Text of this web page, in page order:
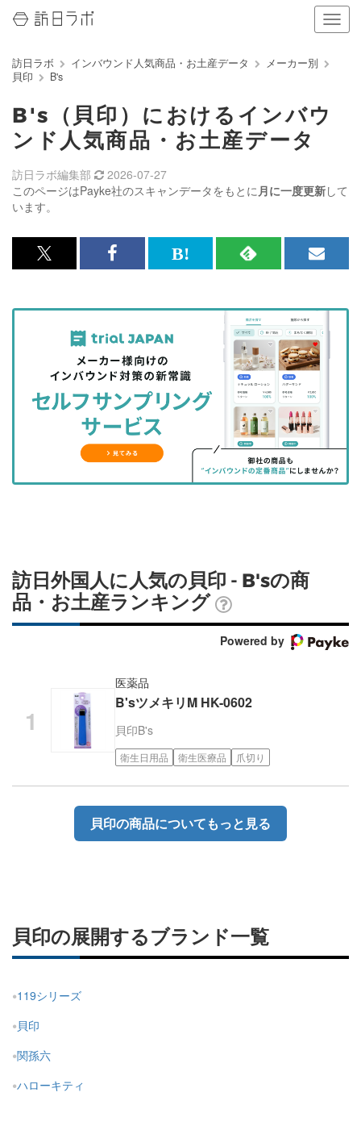
ナ
ビ
切
訪日ラボ インバウンド人気商品・お土産データ
メーカー別
貝印
B's
B's（貝印）におけるインバウ
ンド人気商品・お土産データ
このページはPayke社のスキャンデータをもとに月に一度更新して
います。
訪日ラボ編集部 2026-07-27
x<br>
記
を
シ
ェ
る
Facebook<br>
記
事
を
シ
ェ
ア
す
る
は
な
ッ
ク
マ
に
RSS
記
事
を
購
読
す
る
メ
マ
ガ
登
録
す
る
訪日外国人に人気の貝印 - B'sの商
品・お土産ランキング
Powered by
医薬品
B'sツメキリM HK-0602
貝印B's
衛生日用品 衛生医療品 爪切り
貝印の商品についてもっと見る
貝印の展開するブランド一覧
119シリーズ
貝印
関孫六
ハローキティ